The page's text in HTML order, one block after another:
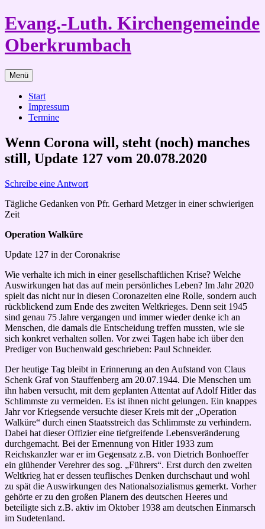
Zum
Inhalt
springen
Evang.-Luth. Kirchengemeinde
Oberkrumbach
Menü
Start
Impressum
Termine
Wenn Corona will, steht (noch) manches
still, Update 127 vom 20.078.2020
Schreibe eine Antwort
Tägliche Gedanken von Pfr. Gerhard Metzger in einer schwierigen
Zeit
Operation Walküre
Update 127 in der Coronakrise
Wie verhalte ich mich in einer gesellschaftlichen Krise? Welche
Auswirkungen hat das auf mein persönliches Leben? Im Jahr 2020
spielt das nicht nur in diesen Coronazeiten eine Rolle, sondern auch
rückblickend zum Ende des zweiten Weltkrieges. Denn seit 1945
sind genau 75 Jahre vergangen und immer wieder denke ich an
Menschen, die damals die Entscheidung treffen mussten, wie sie
sich konkret verhalten sollen. Vor zwei Tagen habe ich über den
Prediger von Buchenwald geschrieben: Paul Schneider.
Der heutige Tag bleibt in Erinnerung an den Aufstand von Claus
Schenk Graf von Stauffenberg am 20.07.1944. Die Menschen um
ihn haben versucht, mit dem geplanten Attentat auf Adolf Hitler das
Schlimmste zu vermeiden. Es ist ihnen nicht gelungen. Ein knappes
Jahr vor Kriegsende versuchte dieser Kreis mit der „Operation
Walküre“ durch einen Staatsstreich das Schlimmste zu verhindern.
Dabei hat dieser Offizier eine tiefgreifende Lebensveränderung
durchgemacht. Bei der Ernennung von Hitler 1933 zum
Reichskanzler war er im Gegensatz z.B. von Dietrich Bonhoeffer
ein glühender Verehrer des sog. „Führers“. Erst durch den zweiten
Weltkrieg hat er dessen teuflisches Denken durchschaut und wohl
zu spät die Auswirkungen des Nationalsozialismus gemerkt. Vorher
gehörte er zu den großen Planern des deutschen Heeres und
beteiligte sich z.B. aktiv im Oktober 1938 am deutschen Einmarsch
im Sudetenland.